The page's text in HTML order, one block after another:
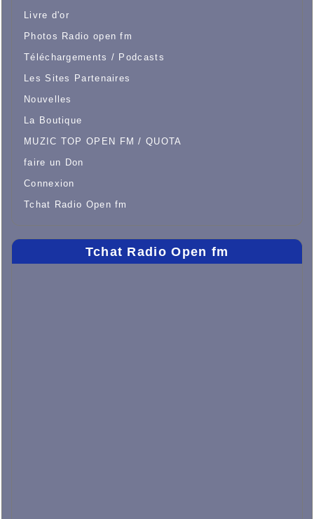
Livre d'or
Photos Radio open fm
Téléchargements / Podcasts
Les Sites Partenaires
Nouvelles
La Boutique
MUZIC TOP OPEN FM / QUOTA
faire un Don
Connexion
Tchat Radio Open fm
Tchat Radio Open fm